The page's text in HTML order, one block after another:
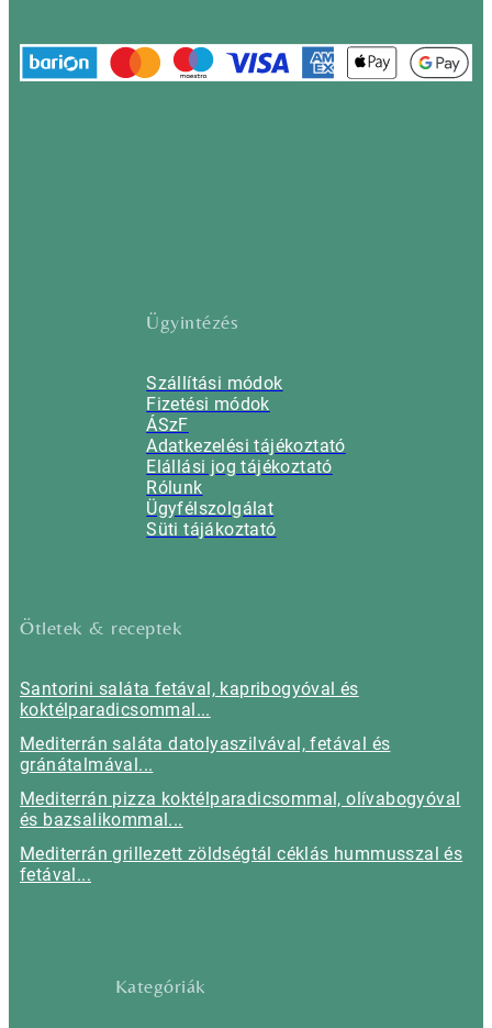
Ügyintézés
Szállítási módok
Fizetési módok
ÁSzF
Adatkezelési tájékoztató
Elállási jog tájékoztató
Rólunk
Ügyfélszolgálat
Süti tájákoztató
Ötletek & receptek
Santorini saláta fetával, kapribogyóval és
koktélparadicsommal...
Mediterrán saláta datolyaszilvával, fetával és
gránátalmával...
Mediterrán pizza koktélparadicsommal, olívabogyóval
és bazsalikommal...
Mediterrán grillezett zöldségtál céklás hummusszal és
fetával...
Kategóriák